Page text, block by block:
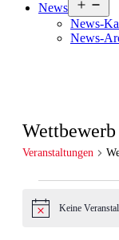
News
News-
News-
Wettbewerb
Veranstaltungen
für
HinweisKeine